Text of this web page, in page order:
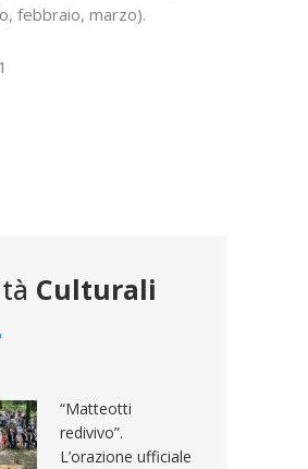
febbraio, marzo).
Culturali
“Matteotti
redivivo”.
L’orazione ufficiale